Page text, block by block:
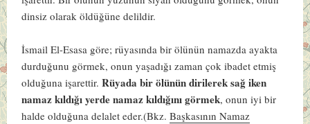
dinsiz olarak öldüğüne delildir.
İsmail El-Esasa göre; rüyasında bir ölünün namazda ayakta
durduğunu görmek, onun yaşadığı zaman çok ibadet etmiş
olduğuna işarettir.Rüyada bir ölünün dirilerek sağ iken
namaz kıldığı yerde namaz kıldığını görmek, onun iyi bir
halde olduğuna delalet eder.(Bkz.Başkasının Namaz